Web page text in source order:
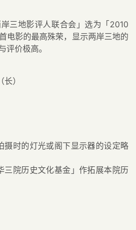
岸三地影评人联合会」选为「2010
电影的最高殊荣，显示两岸三地的
评价极高。
）
摄时的灯光或阁下显示器的设定略
三院历史文化基金」作拓展本院历